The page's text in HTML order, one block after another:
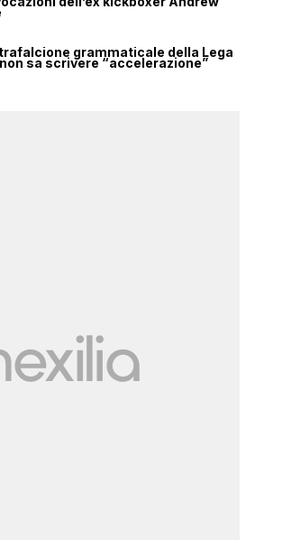
grammaticale della Lega
sa scrivere “accelerazione”